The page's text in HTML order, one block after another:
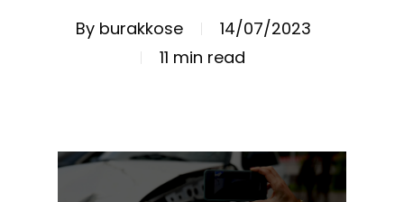
By burakkose
14/07/2023
11 min read